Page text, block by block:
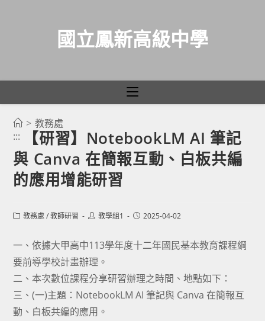
國立鳳新高級中學
> 教務處
:::
【研習】NotebookLM AI 筆記
與 Canva 在簡報互動、白板共編
的應用增能研習
Post教務處 / 教師研習
Post教學組1
Post2025-04-02
一、依據大甲高中113學年度十二年國民基本教育課程綱
要前導學校計畫辦理。
二、本次數位課程分享研習辦理之時間、地點如下：
三、(一)主題：NotebookLM AI 筆記與 Canva 在簡報互
動、白板共編的應用。